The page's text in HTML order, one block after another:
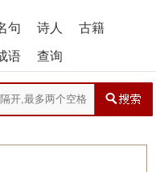
句 诗人 古籍
语 查询